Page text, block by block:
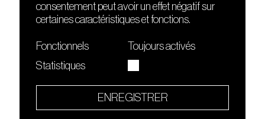
Le Sucre fait partie de
Quartier culturel et créatif
consentement peut avoir un effet négatif sur
certaines caractéristiques et fonctions.
Fonctionnels
Toujours activés
Statistiques
ENREGISTRER